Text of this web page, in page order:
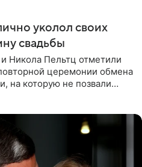
уколол своих
свадьбы
Никола Пельтц отметили
церемонии обмена
на которую не позвали